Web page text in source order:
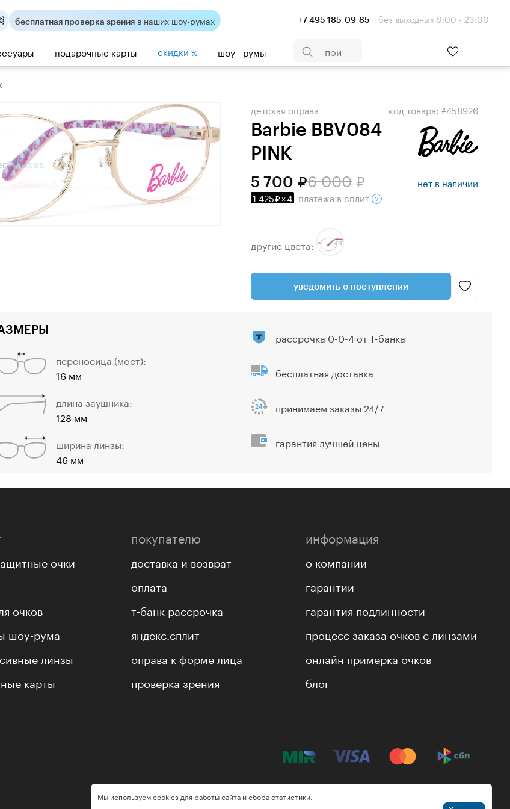
+7 495 185-09-85 без выходных 9:00 - 23:00
бесплатная проверка зрения в наших шоу-румах
подарочные карты скидки % шоу - румы
детская оправа
Barbie BBV084
PINK
код товара: #458926
6 000
5 700
1 425 ×4 платежа в сплит
нет в наличии
другие цвета:
уведомить о поступлении
переносица (мост):
16 мм
длина заушника:
128 мм
ширина линзы:
46 мм
рассрочка 0-0-4 от Т-банка
бесплатная доставка
принимаем заказы 24/7
гарантия лучшей цены
очки
очков
шоу-рума
линзы
карты
покупателю
доставка и возврат
оплата
т-банк рассрочка
яндекс.сплит
оправа к форме лица
проверка зрения
информация
о компании
гарантии
гарантия подлинности
процесс заказа очков с линзами
онлайн примерка очков
блог
Мы используем cookies для работы сайта и сбора статистики.